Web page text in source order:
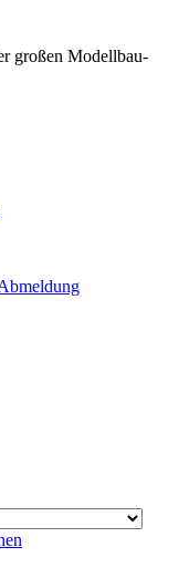
großen Modellbau-